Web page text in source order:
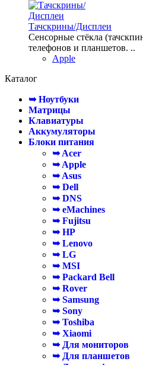
Тачскрины/Дисплеи
Сенсорные стёкла
телефонов и планшетов. ..
Apple
Каталог
➥ Ноутбуки
Матрицы
Клавиатуры
Аккумуляторы
Блоки питания
➥ Acer
➥ Apple
➥ Asus
➥ Dell
➥ DNS
➥ eMachines
➥ Fujitsu
➥ HP
➥ Lenovo
➥ LG
➥ MSI
➥ Packard Bell
➥ Rover
➥ Samsung
➥ Sony
➥ Toshiba
➥ Xiaomi
➥ Для мониторов
➥ Для планшетов